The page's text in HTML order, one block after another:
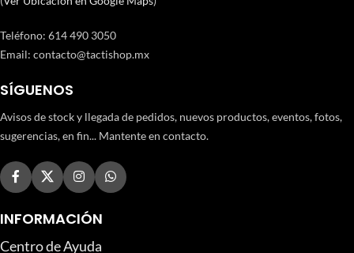
Teléfono: 614 490 3050
Email: contacto@tactishop.mx
SÍGUENOS
Avisos de stock y llegada de pedidos, nuevos productos, eventos, fotos,
sugerencias, en fin... Mantente en contacto.
INFORMACIÓN
Centro de Ayuda